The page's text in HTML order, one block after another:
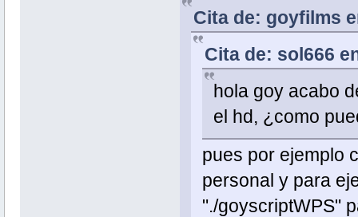
Cita de: goyfilms
Cita de: sol666
hola goy acabo
el hd, ¿como
pues por ejemplo
personal y para
"./goyscriptWPS"